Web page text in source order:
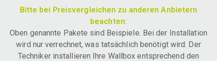
Bitte bei Preisvergleichen zu anderen Anbietern
beachten:
Oben genannte Pakete sind Beispiele. Bei der Installation
wird nur verrechnet, was tatsächlich benötigt wird. Der
Techniker installieren Ihre Wallbox entsprechend den